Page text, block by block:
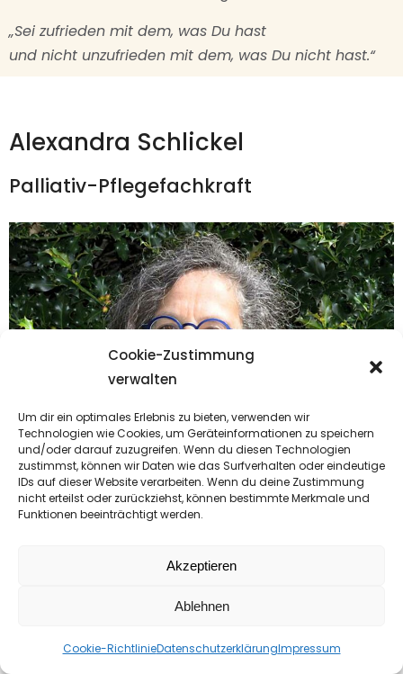
Cookie-Zustimmung
verwalten
Um dir ein optimales Erlebnis zu bieten, verwenden wir
Technologien wie Cookies, um Geräteinformationen zu speichern
und/oder darauf zuzugreifen. Wenn du diesen Technologien
zustimmst, können wir Daten wie das Surfverhalten oder eindeutige
IDs auf dieser Website verarbeiten. Wenn du deine Zustimmung
nicht erteilst oder zurückziehst, können bestimmte Merkmale und
Funktionen beeinträchtigt werden.
Akzeptieren
Ablehnen
Cookie-RichtlinieDatenschutzerklärungImpressum
„Sei zufrieden mit dem, was Du hast
und nicht unzufrieden mit dem, was Du nicht hast.“
Alexandra Schlickel
Palliativ-Pflegefachkraft